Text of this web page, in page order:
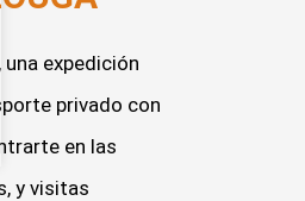
, una expedición
privado con
en las
y visitas